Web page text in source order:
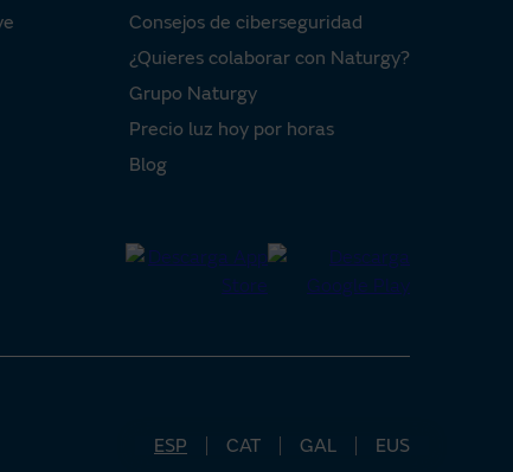
Consejos de ciberseguridad
¿Quieres colaborar con Naturgy?
Grupo Naturgy
Precio luz hoy por horas
Blog
ESP CAT GAL EUS